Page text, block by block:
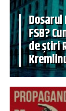
FSB?
de știri